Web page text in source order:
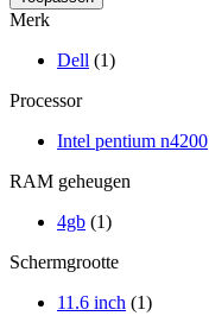
Merk
Dell (1)
Processor
Intel pentium n4200
RAM geheugen
4gb (1)
Schermgrootte
11.6 inch (1)